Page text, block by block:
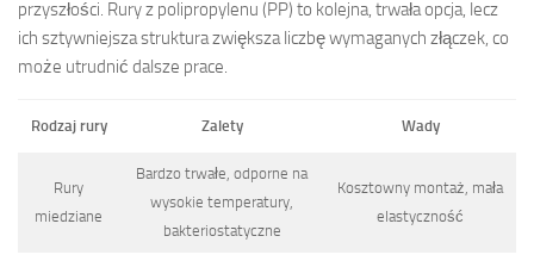
przyszłości. Rury z polipropylenu (PP) to kolejna, trwała opcja, lecz
ich sztywniejsza struktura zwiększa liczbę wymaganych złączek, co
może utrudnić dalsze prace.
Rodzaj rury Zalety Wady
Rury
miedziane
Bardzo trwałe, odporne na
wysokie temperatury,
bakteriostatyczne
Kosztowny montaż, mała
elastyczność